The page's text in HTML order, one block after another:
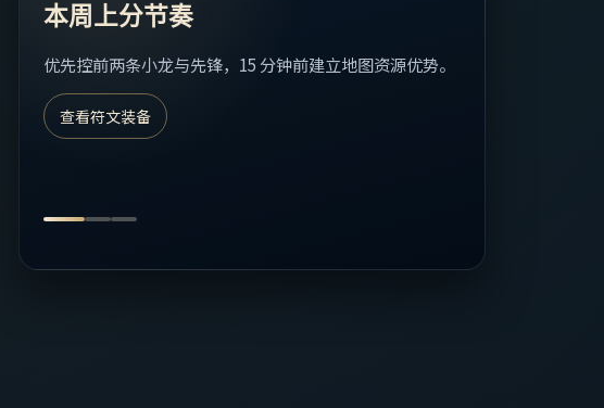
本周上分节奏
优先控前两条小龙与先锋，15 分钟前建立地图资源优势。
查看符文装备